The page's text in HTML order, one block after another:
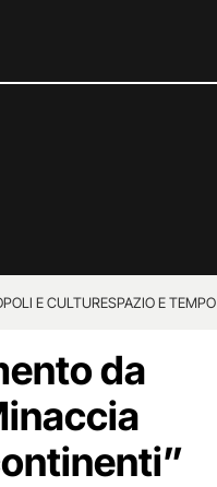
E CULTURESPAZIO E TEMPO
da